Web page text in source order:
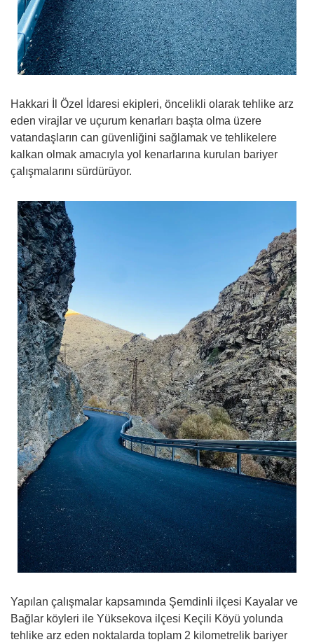
Hakkari İl Özel İdaresi ekipleri, öncelikli olarak tehlike arz
eden virajlar ve uçurum kenarları başta olma üzere
vatandaşların can güvenliğini sağlamak ve tehlikelere
kalkan olmak amacıyla yol kenarlarına kurulan bariyer
çalışmalarını sürdürüyor.
Yapılan çalışmalar kapsamında Şemdinli ilçesi Kayalar ve
Bağlar köyleri ile Yüksekova ilçesi Keçili Köyü yolunda
tehlike arz eden noktalarda toplam 2 kilometrelik bariyer